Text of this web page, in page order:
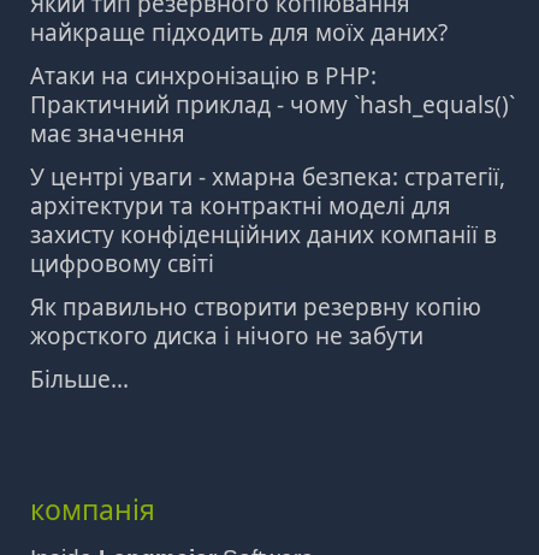
найкраще підходить для моїх даних?
Атаки на синхронізацію в PHP:
Практичний приклад - чому `hash_equals()`
має значення
У центрі уваги - хмарна безпека: стратегії,
архітектури та контрактні моделі для
захисту конфіденційних даних компанії в
цифровому світі
Як правильно створити резервну копію
жорсткого диска і нічого не забути
Більше...
компанія